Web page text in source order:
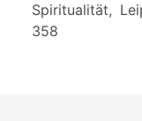
Spiritualität,
358